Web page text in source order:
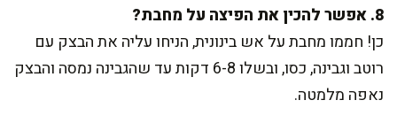
8. אפשר להכין את הפיצה על מחבת?
כן! חממו מחבת על אש בינונית, הניחו עליה את הבצק עם
רוטב וגבינה, כסו, ובשלו 6-8 דקות עד שהגבינה נמסה והבצק
נאפה מלמטה.